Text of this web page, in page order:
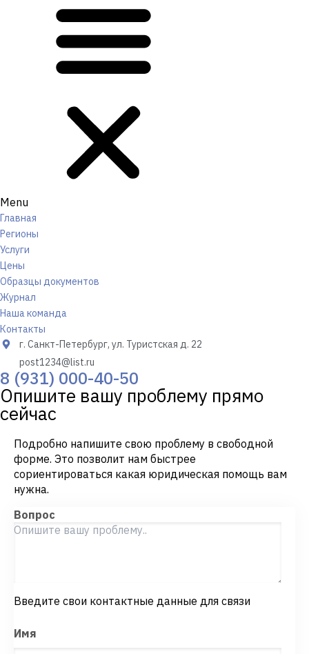
Menu
Главная
Регионы
Услуги
Цены
Образцы документов
Журнал
Наша команда
Контакты
г. Санкт-Петербург, ул. Туристская д. 22
post1234@list.ru
8 (931) 000-40-50
Опишите вашу проблему прямо
сейчас
Подробно напишите свою проблему в свободной
форме. Это позволит нам быстрее
сориентироваться какая юридическая помощь вам
нужна.
Вопрос
Введите свои контактные данные для связи
Имя